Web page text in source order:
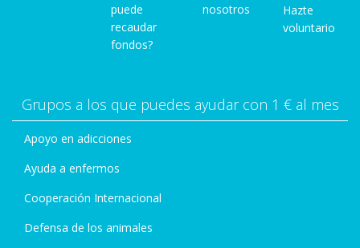
puede
recaudar
fondos?
nosotros
Hazte
voluntario
Grupos a los que puedes ayudar con 1 € al mes
Apoyo en adicciones
Ayuda a enfermos
Cooperación Internacional
Defensa de los animales